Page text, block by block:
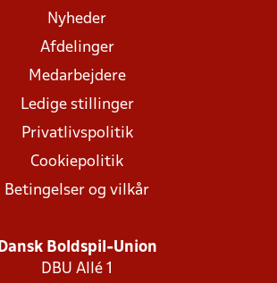
Nyheder
Afdelinger
Medarbejdere
Ledige stillinger
Privatlivspolitik
Cookiepolitik
Betingelser og vilkår
Dansk Boldspil-Union
DBU Allé 1